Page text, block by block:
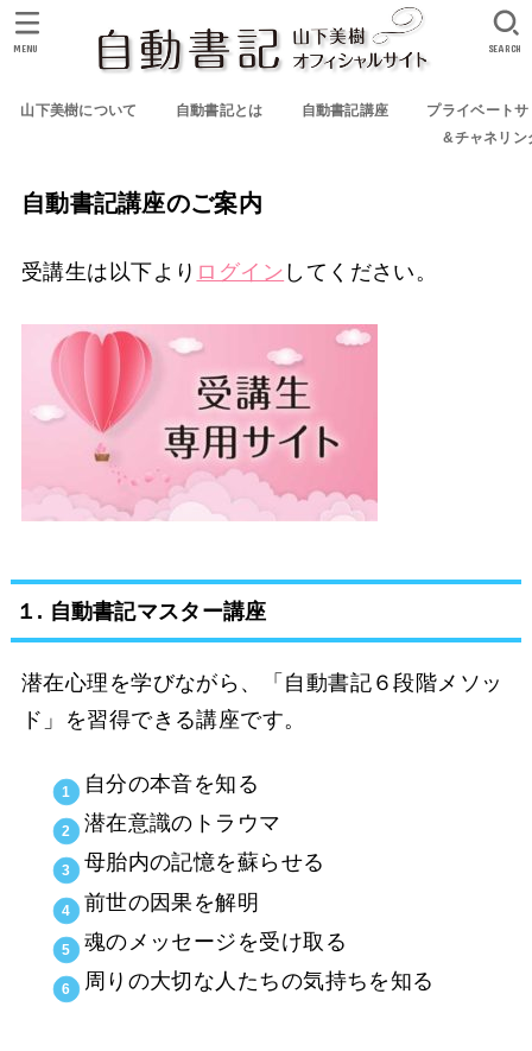
山下美樹について 自動書記とは 自動書記講座
プライベート
&チャネリン
SEARCH
MENU
自動書記講座のご案内
受講生は以下より ログイン してください。
１. 自動書記マスター講座
潜在心理を学びながら、「自動書記６段階メソッ
ド」を習得できる講座です。
自分の本音を知る
潜在意識のトラウマ
母胎内の記憶を蘇らせる
前世の因果を解明
魂のメッセージを受け取る
周りの大切な人たちの気持ちを知る